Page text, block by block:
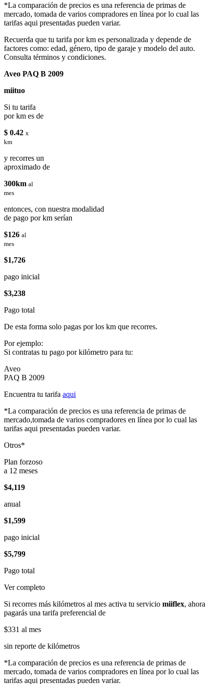
*La comparación de precios es una referencia de primas de
mercado, tomada de varios compradores en línea por lo cual las
tarifas aqui presentadas pueden variar.
Recuerda que tu tarifa por km es personalizada y depende de
factores como: edad, género, tipo de garaje y modelo del auto.
Consulta términos y condiciones.
Aveo PAQ B 2009
miituo
Si tu tarifa
por km es de
$ 0.42 x
km
y recorres un
aproximado de
300km al
mes
entonces, con nuestra modalidad
de pago por km serían
$126 al
mes
$1,726
pago inicial
$3,238
Pago total
De esta forma solo pagas por los km que recorres.
Por ejemplo:
Si contratas tu pago por kilómetro para tu:
Aveo
PAQ B 2009
Encuentra tu tarifa aqui
*La comparación de precios es una referencia de primas de
mercado,tomada de varios compradores en línea por lo cual las
tarifas aqui presentadas pueden variar.
Otros*
Plan forzoso
a 12 meses
$4,119
anual
$1,599
pago inicial
$5,799
Pago total
Ver completo
Si recorres más kilómetros al mes activa tu servicio miiflex, ahora
pagarás una tarifa preferencial de
$331 al mes
sin reporte de kilómetros
*La comparación de precios es una referencia de primas de
mercado, tomada de varios compradores en línea por lo cual las
tarifas aqui presentadas pueden variar.